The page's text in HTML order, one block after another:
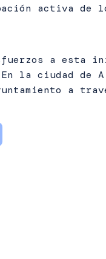
activa de
a esta
la ciudad de A
a